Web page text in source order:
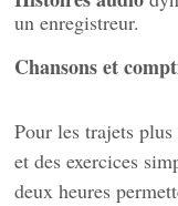
un enregistreur.
Chansons et
Pour les trajets
et des exercices
deux heures